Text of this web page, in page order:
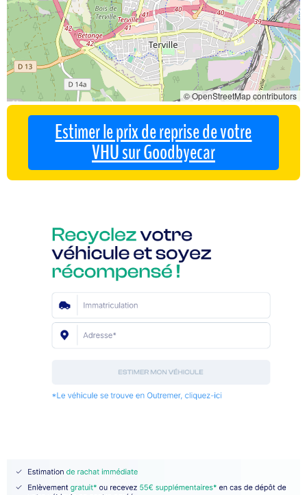
© OpenStreetMap contributors
Estimer le prix de reprise de votre
VHU sur Goodbyecar